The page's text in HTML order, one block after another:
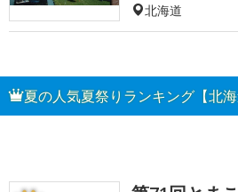
北海道
夏の人気夏祭りランキング【北